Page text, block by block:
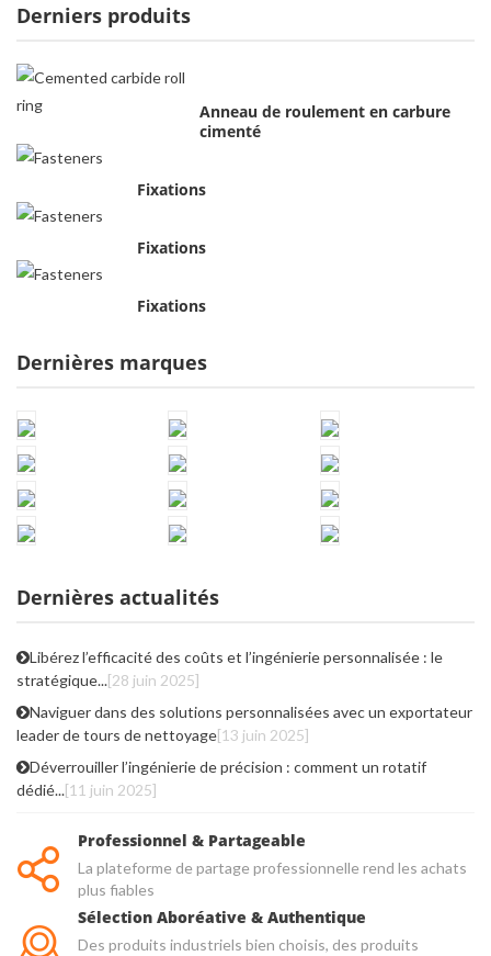
Derniers produits
Anneau de roulement en carbure
cimenté
Fixations
Fixations
Fixations
Dernières marques
Dernières actualités
Libérez l’efficacité des coûts et l’ingénierie personnalisée : le
stratégique...[28 juin 2025]
Naviguer dans des solutions personnalisées avec un exportateur
leader de tours de nettoyage[13 juin 2025]
Déverrouiller l’ingénierie de précision : comment un rotatif
dédié...[11 juin 2025]
Professionnel & Partageable
La plateforme de partage professionnelle rend les achats
plus fiables
Sélection Aboréative & Authentique
Des produits industriels bien choisis, des produits